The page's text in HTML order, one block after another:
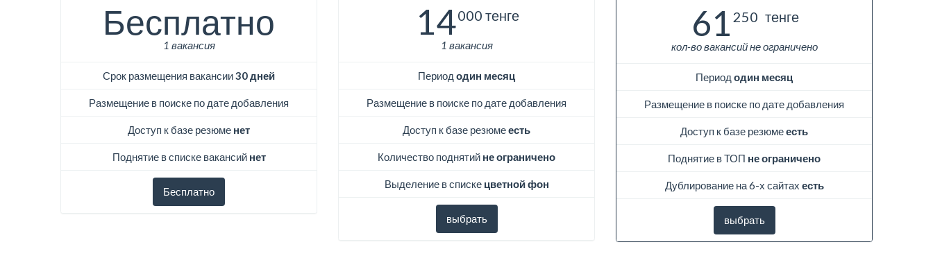
Бесплатно
1 вакансия
Срок размещения вакансии30 дней
Размещение в поиске по дате добавления
Доступ к базе резюме нет
Поднятие в списке вакансий нет
Бесплатно
14000 тенге
1 вакансия
Период один месяц
Размещение в поиске по дате добавления
Доступ к базе резюмеесть
Количество поднятий не ограничено
Выделение в списке цветной фон
выбрать
61 250 тенге
кол-во вакансий не ограничено
Период один месяц
Размещение в поиске по дате добавления
Доступ к базе резюмеесть
Поднятие в ТОП не ограничено
Дублирование на 6-х сайтах есть
выбрать